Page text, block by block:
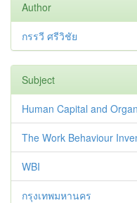
Author
กรรวี ศรีวิชัย
Subject
Human Capital and
The Work Behaviour
WBI
กรุงเทพมหานคร